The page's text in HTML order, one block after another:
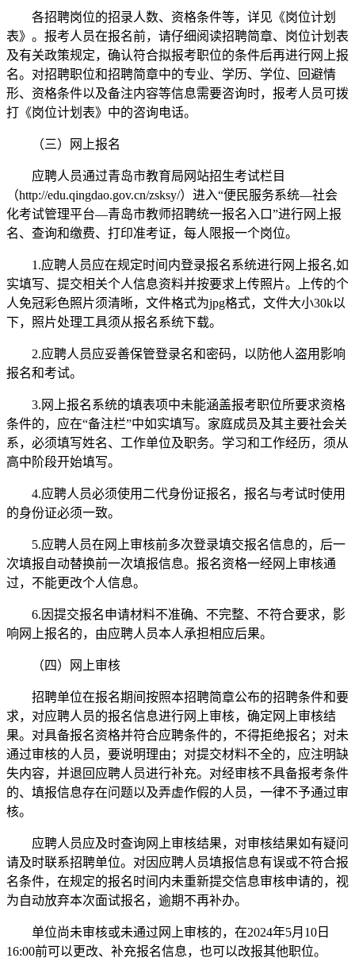
各招聘岗位的招录人数、资格条件等，详见《岗位计划
表》。报考人员在报名前，请仔细阅读招聘简章、岗位计划表
及有关政策规定，确认符合拟报考职位的条件后再进行网上报
名。对招聘职位和招聘简章中的专业、学历、学位、回避情
形、资格条件以及备注内容等信息需要咨询时，报考人员可拨
打《岗位计划表》中的咨询电话。
（三）网上报名
应聘人员通过青岛市教育局网站招生考试栏目
（http://edu.qingdao.gov.cn/zsksy/）进入“便民服务系统—社会
化考试管理平台—青岛市教师招聘统一报名入口”进行网上报
名、查询和缴费、打印准考证，每人限报一个岗位。
1.应聘人员应在规定时间内登录报名系统进行网上报名,如
实填写、提交相关个人信息资料并按要求上传照片。上传的个
人免冠彩色照片须清晰，文件格式为jpg格式，文件大小30k以
下，照片处理工具须从报名系统下载。
2.应聘人员应妥善保管登录名和密码，以防他人盗用影响
报名和考试。
3.网上报名系统的填表项中未能涵盖报考职位所要求资格
条件的，应在“备注栏”中如实填写。家庭成员及其主要社会关
系，必须填写姓名、工作单位及职务。学习和工作经历，须从
高中阶段开始填写。
4.应聘人员必须使用二代身份证报名，报名与考试时使用
的身份证必须一致。
5.应聘人员在网上审核前多次登录填交报名信息的，后一
次填报自动替换前一次填报信息。报名资格一经网上审核通
过，不能更改个人信息。
6.因提交报名申请材料不准确、不完整、不符合要求，影
响网上报名的，由应聘人员本人承担相应后果。
（四）网上审核
招聘单位在报名期间按照本招聘简章公布的招聘条件和要
求，对应聘人员的报名信息进行网上审核，确定网上审核结
果。对具备报名资格并符合应聘条件的，不得拒绝报名；对未
通过审核的人员，要说明理由；对提交材料不全的，应注明缺
失内容，并退回应聘人员进行补充。对经审核不具备报考条件
的、填报信息存在问题以及弄虚作假的人员，一律不予通过审
核。
应聘人员应及时查询网上审核结果，对审核结果如有疑问
请及时联系招聘单位。对因应聘人员填报信息有误或不符合报
名条件，在规定的报名时间内未重新提交信息审核申请的，视
为自动放弃本次面试报名，逾期不再补办。
单位尚未审核或未通过网上审核的，在2024年5月10日
16:00前可以更改、补充报名信息，也可以改报其他职位。